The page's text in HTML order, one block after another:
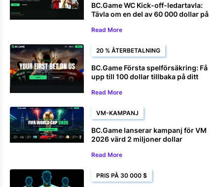
BC.Game WC Kick-off-ledartavla:
Tävla om en del av 60 000 dollar på
Read More
20 % ÅTERBETALNING
BC.Game Första spelförsäkring: Få
upp till 100 dollar tillbaka på ditt
Read More
VM-KAMPANJ
BC.Game lanserar kampanj för VM
2026 värd 2 miljoner dollar
Read More
PRIS PÅ 30 000 $